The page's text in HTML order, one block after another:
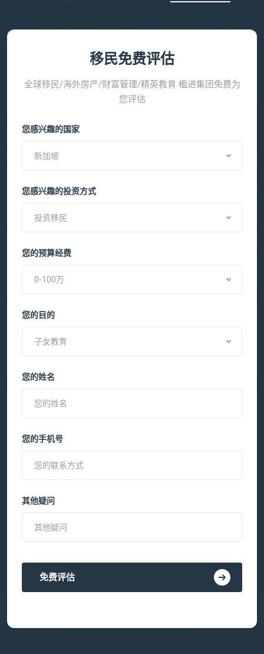
移民免费评估
全球移民/海外房产/财富管理/精英教育 楹进集团免费为
您评估
您感兴趣的国家
新加坡
您感兴趣的投资方式
投资移民
您的预算经费
0-100万
您的目的
子女教育
您的姓名
您的手机号
其他疑问
免费评估